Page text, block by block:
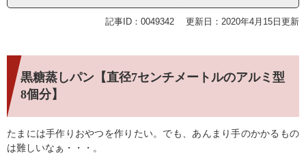
記事ID：0049342 更新日：2020年4月15日更新
黒糖蒸しパン【直径7センチメートルのアルミ型
8個分】
たまには手作りおやつを作りたい。でも、あんまり手のかかるもの
は難しいなぁ・・・。